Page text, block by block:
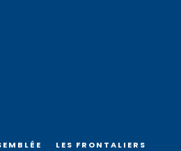
LES FRONTALIERS